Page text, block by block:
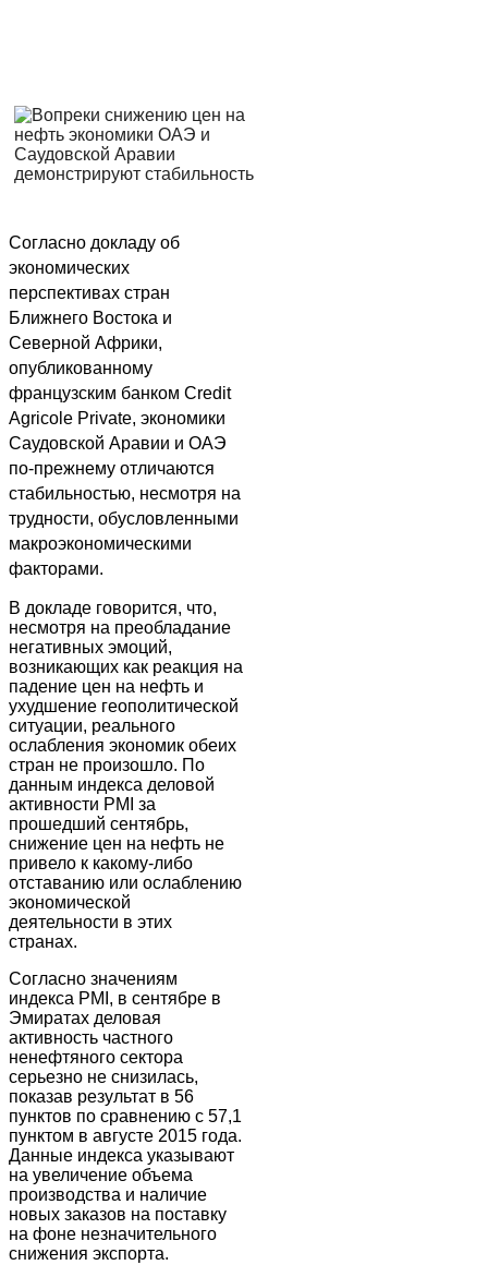
Согласно докладу об
экономических
перспективах стран
Ближнего Востока и
Северной Африки,
опубликованному
французским банком Credit
Agricole Private, экономики
Саудовской Аравии и ОАЭ
по-прежнему отличаются
стабильностью, несмотря на
трудности, обусловленными
макроэкономическими
факторами.
В докладе говорится, что,
несмотря на преобладание
негативных эмоций,
возникающих как реакция на
падение цен на нефть и
ухудшение геополитической
ситуации, реального
ослабления экономик обеих
стран не произошло. По
данным индекса деловой
активности PMI за
прошедший сентябрь,
снижение цен на нефть не
привело к какому-либо
отставанию или ослаблению
экономической
деятельности в этих
странах.
Согласно значениям
индекса PMI, в сентябре в
Эмиратах деловая
активность частного
ненефтяного сектора
серьезно не снизилась,
показав результат в 56
пунктов по сравнению с 57,1
пунктом в августе 2015 года.
Данные индекса указывают
на увеличение объема
производства и наличие
новых заказов на поставку
на фоне незначительного
снижения экспорта.